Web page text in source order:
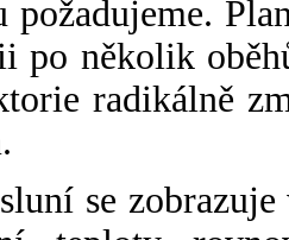
požadujeme.
po několik
radikálně
se